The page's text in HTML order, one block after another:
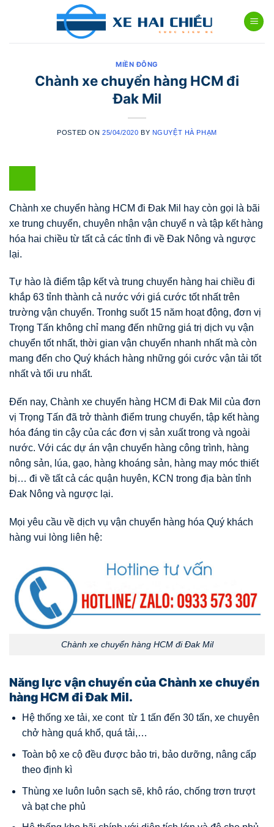
MIỀN ĐÔNG
Chành xe chuyển hàng HCM đi
Đak Mil
POSTED ON 25/04/2020 BY NGUYỆT HÀ PHẠM
Chành xe chuyển hàng HCM đi Đak Mil hay còn gọi là bãi
xe trung chuyển, chuyên nhận vận chuyể n và tập kết hàng
hóa hai chiều từ tất cả các tỉnh đi về Đak Nông và ngược
lại.
Tự hào là điểm tập kết và trung chuyển hàng hai chiều đi
khắp 63 tỉnh thành cả nước với giá cước tốt nhất trên
trường vận chuyển. Tronhg suốt 15 năm hoạt động, đơn vị
Trọng Tấn không chỉ mang đến những giá trị dịch vụ vận
chuyển tốt nhất, thời gian vận chuyển nhanh nhất mà còn
mang đến cho Quý khách hàng những gói cước vận tải tốt
nhất và tối ưu nhất.
Đến nay, Chành xe chuyển hàng HCM đi Đak Mil của đơn
vị Trọng Tấn đã trở thành điểm trung chuyển, tập kết hàng
hóa đáng tin cậy của các đơn vị sản xuất trong và ngoài
nước. Với các dự án vận chuyển hàng công trình, hàng
nông sản, lúa, gạo, hàng khoáng sản, hàng may móc thiết
bị… đi về tất cả các quận huyên, KCN trong địa bàn tỉnh
Đak Nông và ngược lại.
Mọi yêu cầu về dịch vụ vận chuyển hàng hóa Quý khách
hàng vui lòng liên hệ:
Chành xe chuyển hàng HCM đi Đak Mil
Năng lực vận chuyển của Chành xe chuyển
hàng HCM đi Đak Mil.
Hệ thống xe tải, xe cont từ 1 tấn đến 30 tấn, xe chuyên
chở hàng quá khổ, quá tải,…
Toàn bộ xe cộ đều được bảo tri, bảo dưỡng, nâng cấp
theo định kì
Thùng xe luôn luôn sạch sẽ, khô ráo, chống trơn trượt
và bạt che phủ